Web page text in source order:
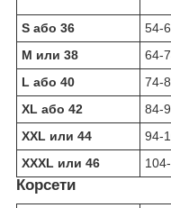
S або 36
54-
M или 38
64-
L або 40
74-
XL або 42
84-
XXL или 44
94-
XXXL или 46
Корсети